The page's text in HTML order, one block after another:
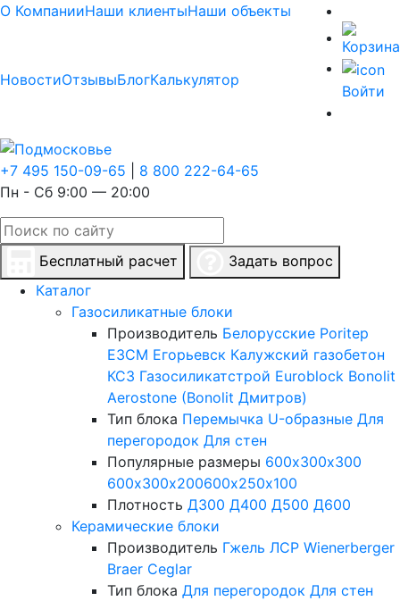
О КомпанииНаши клиентыНаши объекты
НовостиОтзывыБлогКалькулятор
Войти
+7 495 150-09-65
8 800 222-64-65
Пн - Сб 9:00 — 20:00
Бесплатный расчет
Задать вопрос
Каталог
Газосиликатные блоки
Производитель Белорусские Poritep
ЕЗСМ Егорьевск Калужский газобетон
КСЗ Газосиликатстрой Euroblock Bonolit
Aerostone (Bonolit Дмитров)
Тип блока Перемычка U-образные Для
перегородок Для стен
Популярные размеры 600х300х300
600х300х200600х250х100
Плотность Д300 Д400 Д500 Д600
Керамические блоки
Производитель Гжель ЛСР Wienerberger
Braer Ceglar
Тип блока Для перегородок Для стен